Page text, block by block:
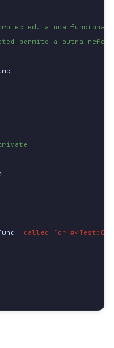
ainda funciona
permite a outra
'
called for